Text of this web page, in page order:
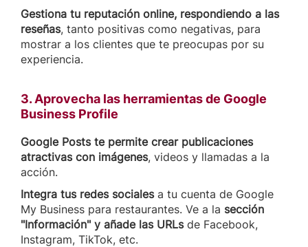
Gestiona tu reputación online, respondiendo a las
reseñas, tanto positivas como negativas, para
mostrar a los clientes que te preocupas por su
experiencia.
3. Aprovecha las herramientas de Google
Business Profile
Google Posts te permite crear publicaciones
atractivas con imágenes, videos y llamadas a la
acción.
Integra tus redes socialesa tu cuenta de Google
My Business para restaurantes. Ve a la sección
"Información" y añade las URLsde Facebook,
Instagram, TikTok, etc.